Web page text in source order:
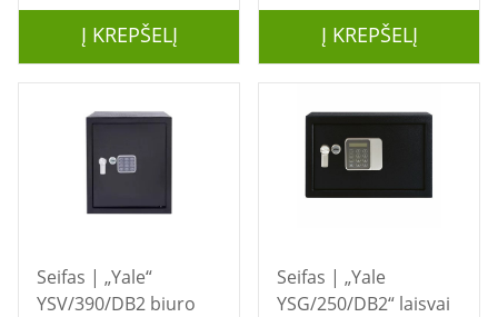
Į KREPŠELĮ Į KREPŠELĮ
Seifas | „Yale“
YSV/390/DB2 biuro
Seifas | „Yale
YSG/250/DB2“ laisvai